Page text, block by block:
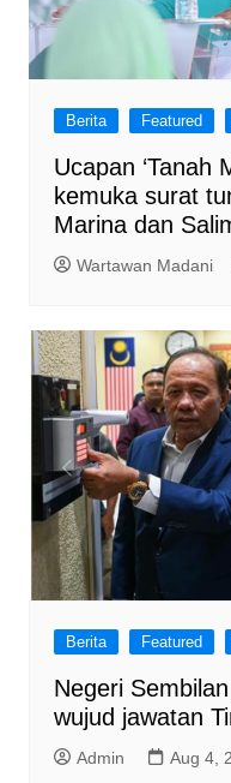
Berita Featured
Ucapan ‘Tanah
kemuka surat
Marina dan
Wartawan Madani
Berita Featured
Negeri
wujud jawatan
Admin Aug 4,